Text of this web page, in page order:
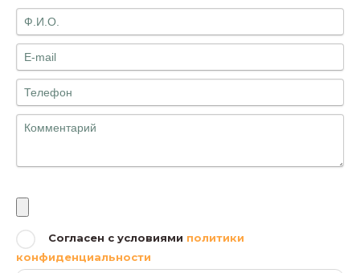
Согласен с условиями политики
конфиденциальности